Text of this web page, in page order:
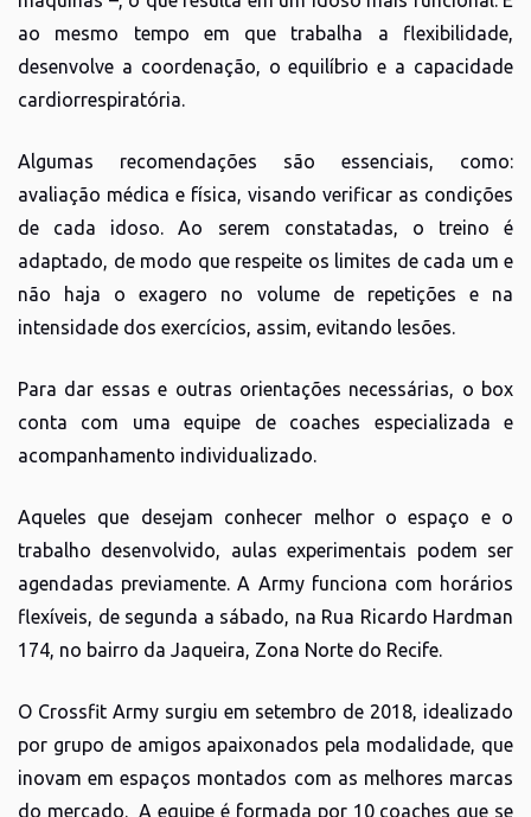
ao mesmo tempo em que trabalha a flexibilidade,
desenvolve a coordenação, o equilíbrio e a capacidade
cardiorrespiratória.
Algumas recomendações são essenciais, como:
avaliação médica e física, visando verificar as condições
de cada idoso. Ao serem constatadas, o treino é
adaptado, de modo que respeite os limites de cada um e
não haja o exagero no volume de repetições e na
intensidade dos exercícios, assim, evitando lesões.
Para dar essas e outras orientações necessárias, o box
conta com uma equipe de coaches especializada e
acompanhamento individualizado.
Aqueles que desejam conhecer melhor o espaço e o
trabalho desenvolvido, aulas experimentais podem ser
agendadas previamente. A Army funciona com horários
flexíveis, de segunda a sábado, na Rua Ricardo Hardman
174, no bairro da Jaqueira, Zona Norte do Recife.
O Crossfit Army surgiu em setembro de 2018, idealizado
por grupo de amigos apaixonados pela modalidade, que
inovam em espaços montados com as melhores marcas
do mercado. A equipe é formada por 10 coaches que se